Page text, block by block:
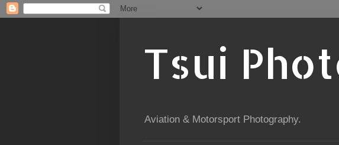
Tsui
Aviation & Motorsport Photography.